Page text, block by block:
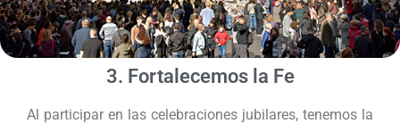
3. Fortalecemos la Fe
Al participar en las celebraciones jubilares, tenemos la